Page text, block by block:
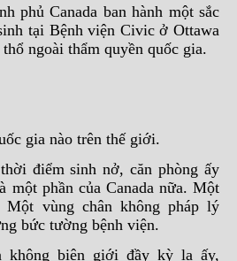
phủ Canada ban hành một sắc
tại Bệnh viện Civic ở Ottawa
ngoài thẩm quyền quốc gia.
gia nào trên thế giới.
điểm sinh nở, căn phòng ấy
một phần của Canada nữa. Một
vùng chân không pháp lý
bức tường bệnh viện.
không biên giới đầy kỳ lạ ấy,